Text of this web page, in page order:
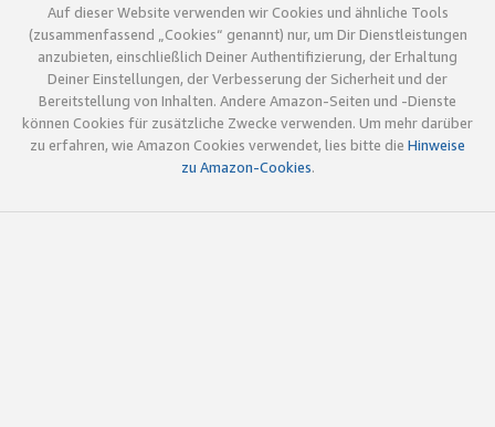
Auf dieser Website verwenden wir Cookies und ähnliche Tools
(zusammenfassend „Cookies“ genannt) nur, um Dir Dienstleistungen
anzubieten, einschließlich Deiner Authentifizierung, der Erhaltung
Deiner Einstellungen, der Verbesserung der Sicherheit und der
Bereitstellung von Inhalten. Andere Amazon-Seiten und -Dienste
können Cookies für zusätzliche Zwecke verwenden. Um mehr darüber
zu erfahren, wie Amazon Cookies verwendet, lies bitte die Hinweise
zu Amazon-Cookies.